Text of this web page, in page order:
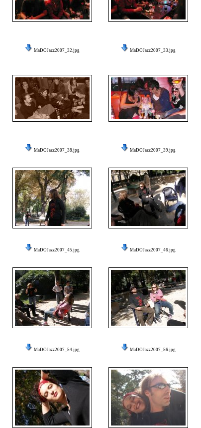
MaDOJazz2007_32.jpg MaDOJazz2007_33.jpg
MaDOJazz2007_38.jpg MaDOJazz2007_39.jpg
MaDOJazz2007_45.jpg MaDOJazz2007_46.jpg
MaDOJazz2007_54.jpg MaDOJazz2007_56.jpg